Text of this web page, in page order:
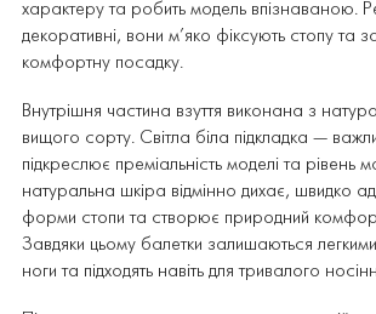
характеру та робить модель впізнаваною.
декоративні, вони м’яко фіксують стопу та
комфортну посадку.
Внутрішня частина взуття виконана з
вищого сорту. Світла біла підкладка —
підкреслює преміальність моделі та рівень
натуральна шкіра відмінно дихає, швидко
форми стопи та створює природний
Завдяки цьому балетки залишаються
ноги та підходять навіть для тривалого